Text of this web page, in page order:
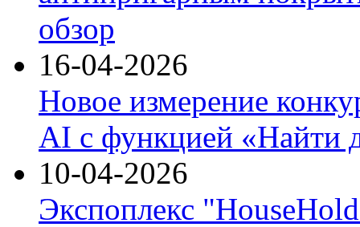
обзор
16-04-2026
Новое измерение
AI с функцией «Найти
10-04-2026
Экспоплекс